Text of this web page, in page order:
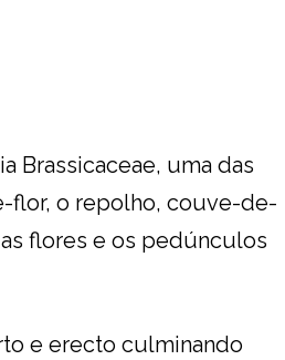
Brassicaceae, uma das
flor, o repolho, couve-de-
flores e os pedúnculos
e erecto culminando